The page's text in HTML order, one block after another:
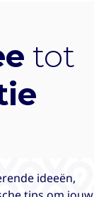
tot
ideeën,